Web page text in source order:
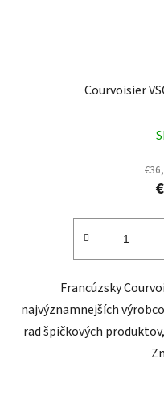
Courvoisier
Francúzsky
najvýznamnejších
rad špičkových